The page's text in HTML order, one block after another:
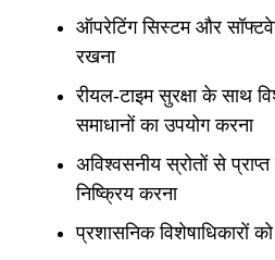
ऑपरेटिंग सिस्टम और
रखना
रीयल-टाइम सुरक्षा के साथ
समाधानों का उपयोग करना
अविश्वसनीय स्रोतों से
निष्क्रिय करना
प्रशासनिक विशेषाधिकारों